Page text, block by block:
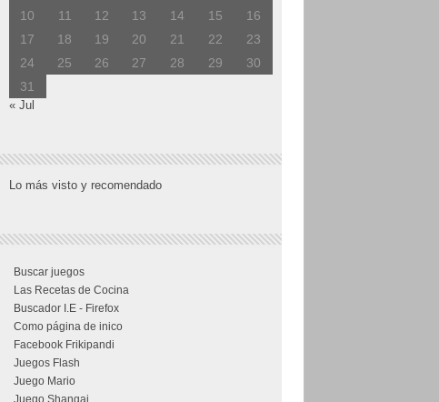
10
11 12 13 14 15
16
17
18 19 20 21 22
23
24
25 26 27 28 29
30
31
« Jul
Lo más visto y recomendado
Buscar juegos
Las Recetas de Cocina
Buscador I.E - Firefox
Como página de inico
Facebook Frikipandi
Juegos Flash
Juego Mario
Juego Shangai